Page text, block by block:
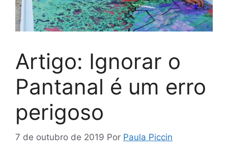
Artigo: Ignorar o
Pantanal é um erro
perigoso
7 de outubro de 2019 Por Paula Piccin